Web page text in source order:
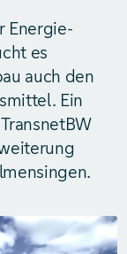
Energie­
es
auch den
Ein